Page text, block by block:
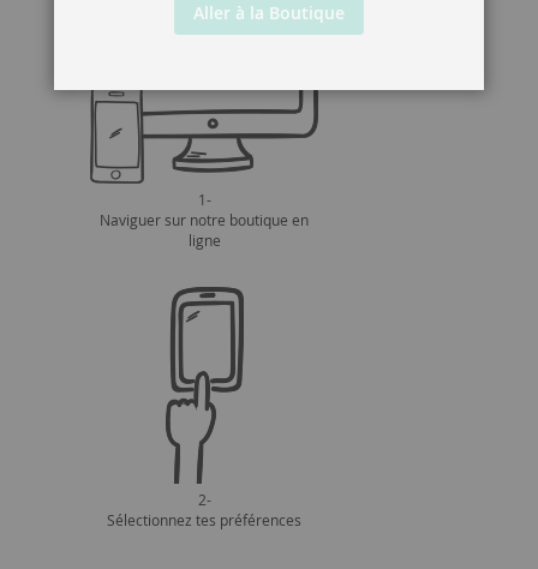
1-
Naviguer sur notre boutique en
ligne
2-
Sélectionnez tes préférences
Aller à la Boutique